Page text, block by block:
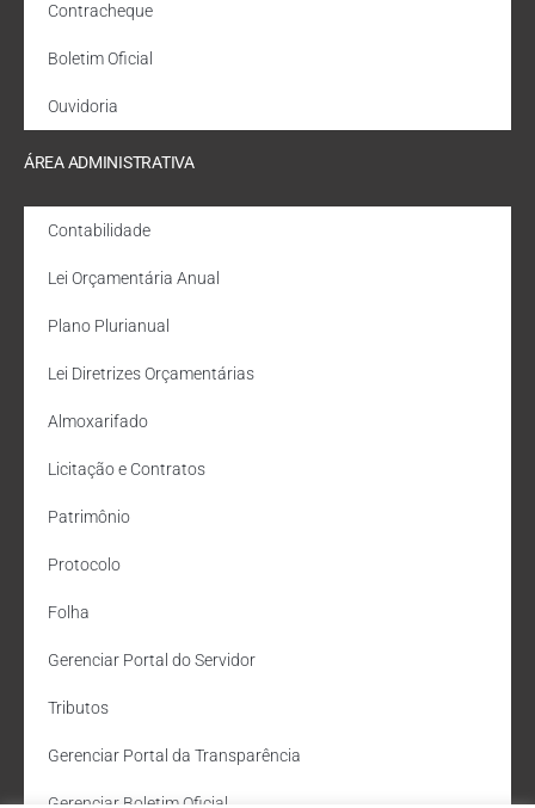
Contracheque
Boletim Oficial
Ouvidoria
ÁREA ADMINISTRATIVA
Contabilidade
Lei Orçamentária Anual
Plano Plurianual
Lei Diretrizes Orçamentárias
Almoxarifado
Licitação e Contratos
Patrimônio
Protocolo
Folha
Gerenciar Portal do Servidor
Tributos
Gerenciar Portal da Transparência
Gerenciar Boletim Oficial